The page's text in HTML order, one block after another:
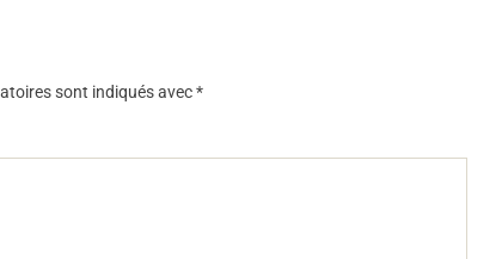
sont indiqués avec*